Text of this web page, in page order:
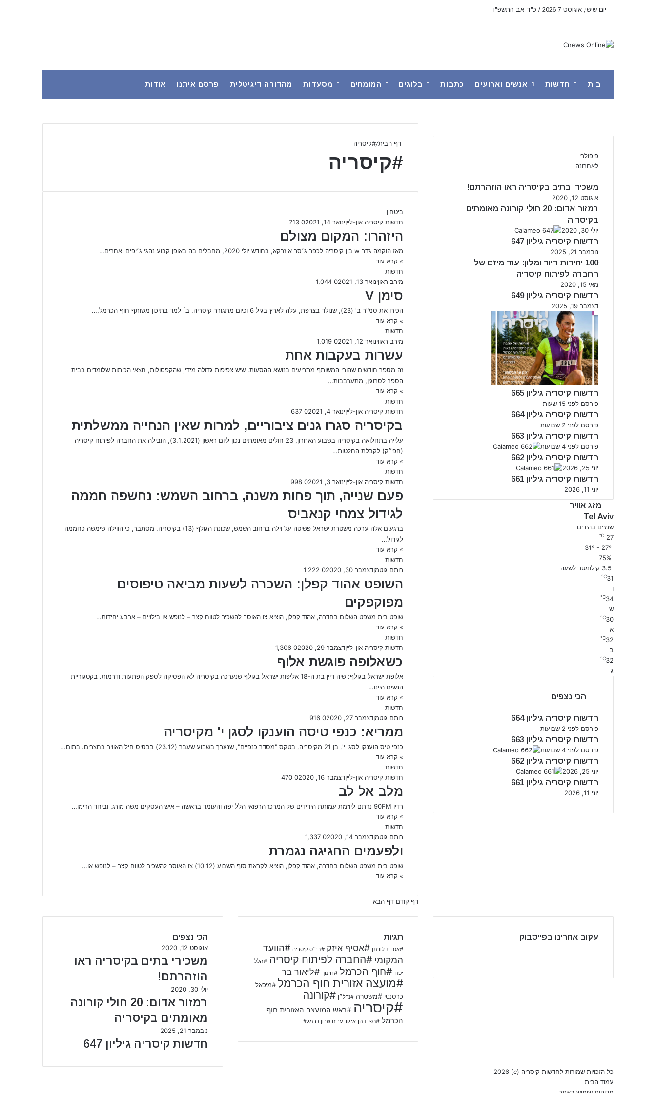
יום שישי, אוגוסט 7 2026 / כ"ד אב התשפ"ו
בית חדשות אנשים וארועים כתבות בלוגים המומחים מסעדות מהדורה דיגיטלית פרסם איתנו אודות
דף הבית/#קיסריה
#קיסריה
ביטחון
חדשות קיסריה און-לייןינואר 14, 2021 0
היזהרו: המקום מצולם
מאז הוקמה גדר w בין קיסריה לכפר ג׳סר א זרקא, בחודש יולי 2020, מחבלים בה באופן קבוע נהגי ג׳יפים ואחרים…
» קרא עוד
חדשות
מירב ראוןינואר 13, 2021 0
סימן V
הכירו את סמ"ר ב' (23), שנולד בצרפת, עלה לארץ בגיל 6 וכיום מתגורר קיסריה. ב׳ למד בתיכון משותף חוף הכרמל,…
» קרא עוד
חדשות
מירב ראוןינואר 12, 2021 0
עשרות בעקבות אחת
זה מספר חודשים שהורי המשותף מתריעים בנושא ההסעות. שיש צפיפות גדולה מידי, שהקפסולות, חצאי הכיתות שלומדים בבית
הספר לסרוגין, מתערבבות…
» קרא עוד
חדשות
חדשות קיסריה און-לייןינואר 4, 2021 0
בקיסריה סגרו גנים ציבוריים, למרות שאין הנחייה ממשלתית
עלייה בתחלואה בקיסריה בשבוע האחרון, 23 חולים מאומתים נכון ליום ראשון (3.1.2021), הובילה את החברה לפיתוח קיסריה
(חפ״ק) לקבלת החלטות…
» קרא עוד
חדשות
חדשות קיסריה און-לייןינואר 3, 2021 0
פעם שנייה, תוך פחות משנה, ברחוב השמש: נחשפה חממה
לגידול צמחי קנאביס
ברגעים אלה ערכה משטרת ישראל פשיטה על וילה ברחוב השמש, שכונת הגולף (13) בקיסריה. מסתבר, כי הווילה שימשה כחממה
לגידול…
» קרא עוד
חדשות
רותם גוטמןדצמבר 30, 2020 0
השופט אהוד קפלן: השכרה לשעות מביאה טיפוסים
מפוקפקים
שופט בית משפט השלום בחדרה, אהוד קפלן, הוציא צו האוסר להשכיר לטווח קצר – לנופש או בילויים – ארבע יחידות…
» קרא עוד
חדשות
חדשות קיסריה און-לייןדצמבר 29, 2020 0
כשאלופה פוגשת אלוף
אלופת ישראל בגולף: שיה דיין בת ה-18 אליפות ישראל בגולף שנערכה בקיסריה לא הפסיקה לספק הפתעות ודרמות. בקטגוריית
הנשים היינו…
» קרא עוד
חדשות
רותם גוטמןדצמבר 27, 2020 0
ממריא: כנפי טיסה הוענקו לסגן י' מקיסריה
כנפי טיס הוענקו לסגן י', בן 21 מקיסריה, בטקס "מסדר כנפיים", שנערך בשבוע שעבר (23.12) בבסיס חיל האוויר בחצרים. בתום…
» קרא עוד
חדשות
חדשות קיסריה און-לייןדצמבר 16, 2020 0
מלב אל לב
רדיו 90FM נרתם ליוזמת עמותת הידידים של המרכז הרפואי הלל יפה והעומד בראשה – איש העסקים משה מורג, וביחד הרימו…
» קרא עוד
חדשות
רותם גוטמןדצמבר 14, 2020 0
ולפעמים החגיגה נגמרת
שופט בית משפט השלום בחדרה, אהוד קפלן, הוציא לקראת סוף השבוע (10.12) צו האוסר להשכיר לטווח קצר – לנופש או…
» קרא עוד
דף קודם דף הבא
פופולרי
לאחרונה
משכירי בתים בקיסריה ראו הוזהרתם!
אוגוסט 12, 2020
רמזור אדום: 20 חולי קורונה מאומתים
בקיסריה
יולי 30, 2020
חדשות קיסריה גיליון 647
נובמבר 21, 2025
100 יחידות דיור ומלון: עוד מיזם של
החברה לפיתוח קיסריה
מאי 15, 2020
חדשות קיסריה גיליון 649
דצמבר 19, 2025
חדשות קיסריה גיליון 665
פורסם לפני 15 שעות
חדשות קיסריה גיליון 664
פורסם לפני 2 שבועות
חדשות קיסריה גיליון 663
פורסם לפני 4 שבועות
חדשות קיסריה גיליון 662
יוני 25, 2026
חדשות קיסריה גיליון 661
יוני 11, 2026
מזג אוויר
Tel Aviv
שמיים בהירים
27
℃
75%
3.5 קילומטר לשעה
31
℃
ו
34
℃
ש
30
℃
א
32
℃
ב
32
℃
ג
הכי נצפים
חדשות קיסריה גיליון 664
פורסם לפני 2 שבועות
חדשות קיסריה גיליון 663
פורסם לפני 4 שבועות
חדשות קיסריה גיליון 662
יוני 25, 2026
חדשות קיסריה גיליון 661
יוני 11, 2026
הכי נצפים
אוגוסט 12, 2020
משכירי בתים בקיסריה ראו
הוזהרתם!
יולי 30, 2020
רמזור אדום: 20 חולי קורונה
מאומתים בקיסריה
נובמבר 21, 2025
חדשות קיסריה גיליון 647
תגיות
#אסדת לוויתן #אסיף איזק #בי״ס קיסריה #הוועד
המקומי #החברה לפיתוח קיסריה #הלל
יפה #חוף הכרמל #חינוך #ליאור בר
#מועצה אזורית חוף הכרמל #מיכאל
כרסנטי #משטרה #נדל״ן #קורונה
#קיסריה #ראש המועצה האזורית חוף
הכרמל #רפי דהן איגוד ערים שרון כרמל#
עקוב אחרינו בפייסבוק
כל הזכויות שמורות לחדשות קיסריה (c) 2026
עמוד הבית